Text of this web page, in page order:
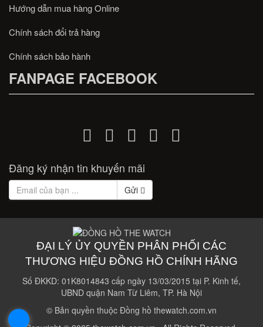
Hướng dẫn mua hàng Online
Chính sách đổi trả hàng
Chính sách bảo hành
FANPAGE FACEBOOK
Đăng ký nhận tin khuyến mãi
Gửi
ĐẠI LÝ ỦY QUYỀN PHÂN PHỐI CÁC
THƯƠNG HIỆU ĐỒNG HỒ CHÍNH HÃNG
Số ĐKKD: 01K8014843 cấp ngày 13/03/2015 tại P. Kinh tế,
UBND quận Nam Từ Liêm, TP. Hà Nội
© Bản quyền thuộc Đồng hồ thewatch.com.vn